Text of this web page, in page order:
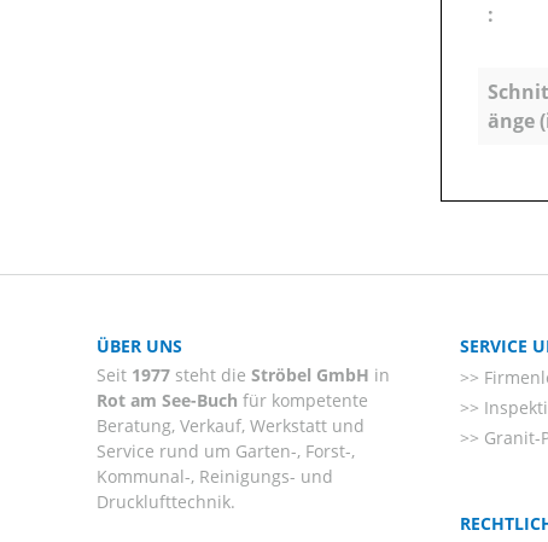
:
änge
ÜBER UNS
Seit 1977 steht die Ströbel GmbH in
Rot am See-Buch für kompetente
Beratung, Verkauf, Werkstatt und
Service rund um Garten-, Forst-,
Kommunal-, Reinigungs- und
Drucklufttechnik.
SERVICE
Granit-